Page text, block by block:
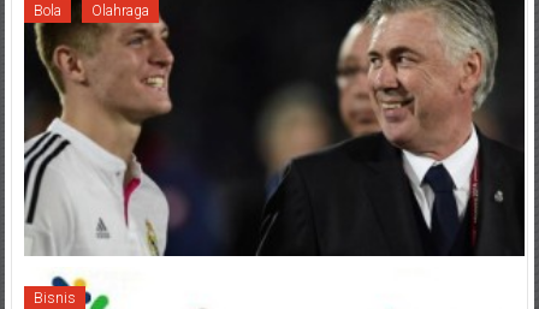
Bola Olahraga
Bisnis